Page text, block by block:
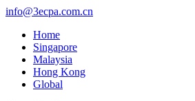
跳
info@3ecpa.com.cn
Home
Singapore
Malaysia
Hong Kong
Global